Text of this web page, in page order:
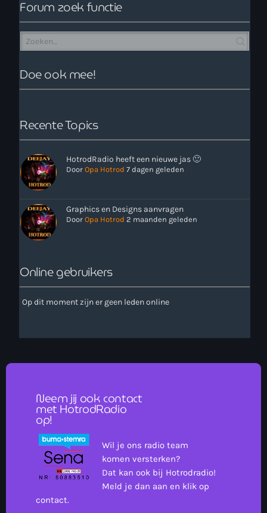
Forum zoek functie
Doe ook mee!
Recente Topics
HotrodRadio heeft een nieuwe jas 🙂
Door Opa Hotrod 7 dagen geleden
Graphics en Designs aanvragen
Door Opa Hotrod 2 maanden geleden
Online gebruikers
Op dit moment zijn er geen leden online
Neem jij ook contact
met HotrodRadio
op!
Wil je ons radio team
komen versterken?
Dat kan ook bij Hotrodradio!
Meld je dan aan en klik op
contact.